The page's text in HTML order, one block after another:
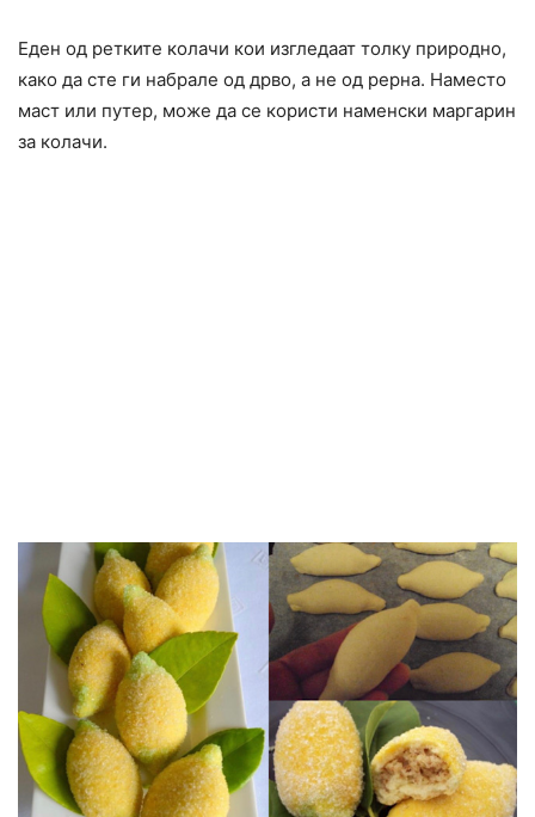
Еден од ретките колачи кои изгледаат толку природно,
како да сте ги набрале од дрво, а не од рерна. Наместо
маст или путер, може да се користи наменски маргарин
за колачи.